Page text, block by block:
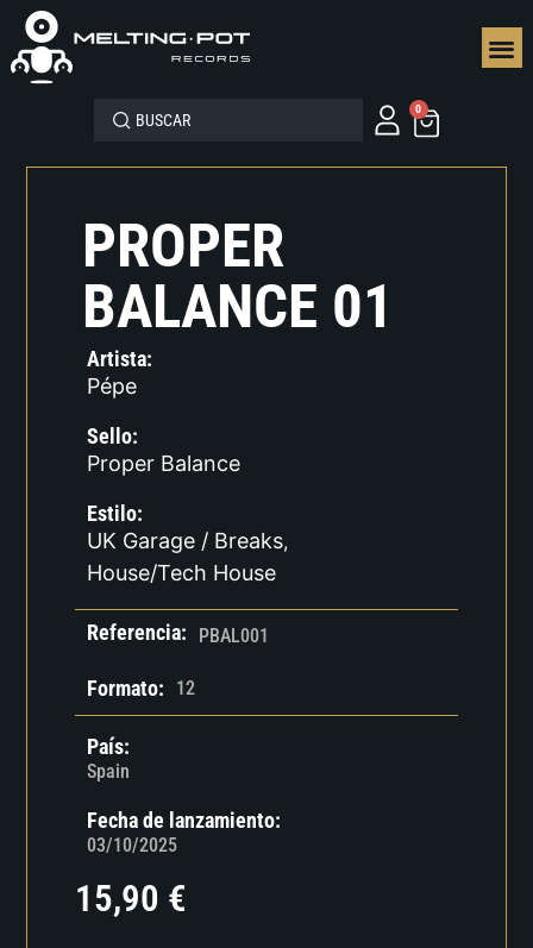
0
PROPER
BALANCE 01
Artista:
Pépe
Sello:
Proper Balance
Estilo:
UK Garage / Breaks,
House/Tech House
Referencia: PBAL001
Formato: 12
País:
Spain
Fecha de lanzamiento:
03/10/2025
15,90 €